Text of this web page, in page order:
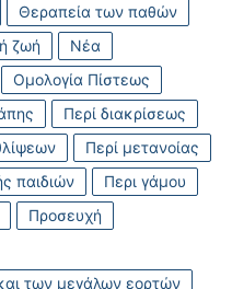
Θεραπεία των παθών
ζωή
Νέα
Ομολογία Πίστεως
Περί διακρίσεως
Περί μετανοίας
παιδιών
Περι γάμου
Προσευχή
των μεγάλων εορτών